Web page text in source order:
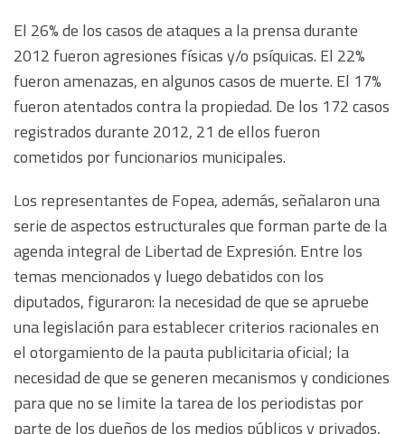
El 26% de los casos de ataques a la prensa durante
2012 fueron agresiones físicas y/o psíquicas. El 22%
fueron amenazas, en algunos casos de muerte. El 17%
fueron atentados contra la propiedad. De los 172 casos
registrados durante 2012, 21 de ellos fueron
cometidos por funcionarios municipales.
Los representantes de Fopea, además, señalaron una
serie de aspectos estructurales que forman parte de la
agenda integral de Libertad de Expresión. Entre los
temas mencionados y luego debatidos con los
diputados, figuraron: la necesidad de que se apruebe
una legislación para establecer criterios racionales en
el otorgamiento de la pauta publicitaria oficial; la
necesidad de que se generen mecanismos y condiciones
para que no se limite la tarea de los periodistas por
parte de los dueños de los medios públicos y privados,